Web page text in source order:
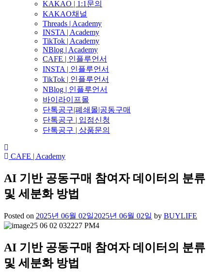
KAKAO | 1:1문의
KAKAO채널
Threads | Academy
INSTA | Academy
TikTok | Academy
NBlog | Academy
CAFE | 인플루언서
INSTA | 인플루언서
TikTok | 인플루언서
NBlog | 인플루언서
바이라이프몰
단톡공구|폐쇄몰|공동구매
단톡공구 | 입점신청
단톡공구 | 상품문의
CAFE | Academy
AI 기반 공동구매 참여자 데이터의 분류
및 세분화 방법
Posted on 2025년 06월 02일2025년 06월 02일 by BUYLIFE
AI 기반 공동구매 참여자 데이터의 분류
및 세분화 방법